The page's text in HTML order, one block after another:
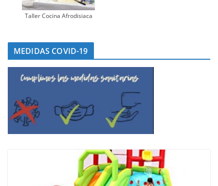
Taller Cocina Afrodisiaca
MEDIDAS COVID-19